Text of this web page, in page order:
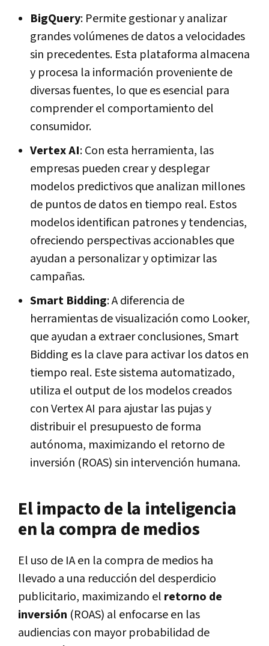
BigQuery: Permite gestionar y analizar
grandes volúmenes de datos a velocidades
sin precedentes. Esta plataforma almacena
y procesa la información proveniente de
diversas fuentes, lo que es esencial para
comprender el comportamiento del
consumidor.
Vertex AI: Con esta herramienta, las
empresas pueden crear y desplegar
modelos predictivos que analizan millones
de puntos de datos en tiempo real. Estos
modelos identifican patrones y tendencias,
ofreciendo perspectivas accionables que
ayudan a personalizar y optimizar las
campañas.
Smart Bidding: A diferencia de
herramientas de visualización como Looker,
que ayudan a extraer conclusiones, Smart
Bidding es la clave para activar los datos en
tiempo real. Este sistema automatizado,
utiliza el output de los modelos creados
con Vertex AI para ajustar las pujas y
distribuir el presupuesto de forma
autónoma, maximizando el retorno de
inversión (ROAS) sin intervención humana.
El impacto de la inteligencia
en la compra de medios
El uso de IA en la compra de medios ha
llevado a una reducción del desperdicio
publicitario, maximizando el retorno de
inversión (ROAS) al enfocarse en las
audiencias con mayor probabilidad de